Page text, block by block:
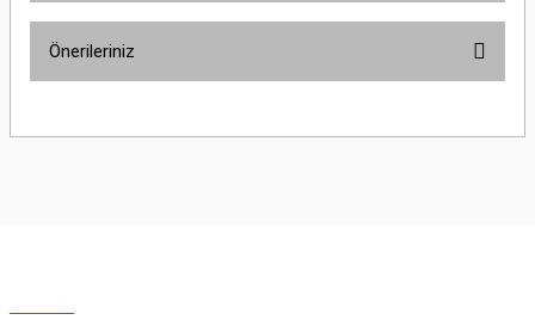
Önerileriniz
yetersiz gördüğünüz noktaları öneri formunu kullanarak tarafımıza